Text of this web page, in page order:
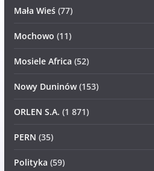
Mała Wieś(77)
Mochowo (11)
Mosiele Africa (52)
Nowy Duninów(153)
ORLEN S.A. (1 871)
PERN (35)
Polityka (59)